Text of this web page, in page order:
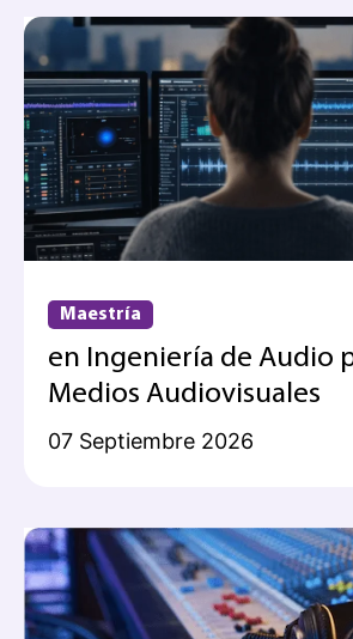
Maestría
en Ingeniería de Audio
Medios Audiovisuales
07 Septiembre 2026